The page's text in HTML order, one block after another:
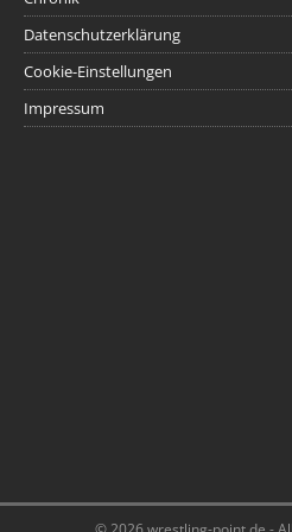
Datenschutzerklärung
Cookie-Einstellungen
Impressum